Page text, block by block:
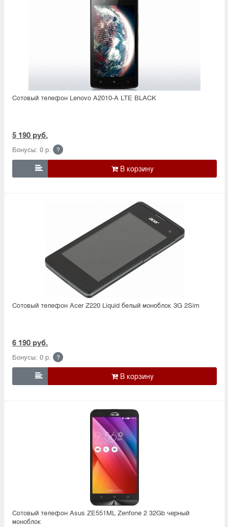
Сотовый телефон Lenovo A2010-A LTE BLACK
5 190 руб.
Бонусы: 0 р. ?

Сотовый телефон Acer Z220 Liquid белый моноблок 3G 2Sim
6 190 руб.
Бонусы: 0 р. ?

Сотовый телефон Asus ZE551ML Zenfone 2 32Gb черный
моноблок